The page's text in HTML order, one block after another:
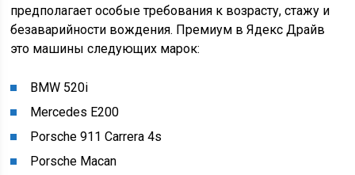
предполагает особые требования к возрасту, стажу и
безаварийности вождения. Премиум в Ядекс Драйв
это машины следующих марок:
BMW 520i
Mercedes E200
Porsche 911 Carrera 4s
Porsche Macan